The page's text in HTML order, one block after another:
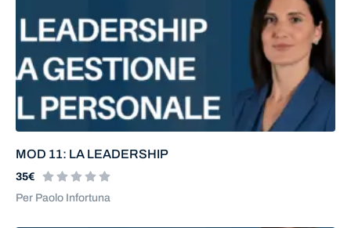
MOD 11: LA LEADERSHIP
35€
Per Paolo Infortuna